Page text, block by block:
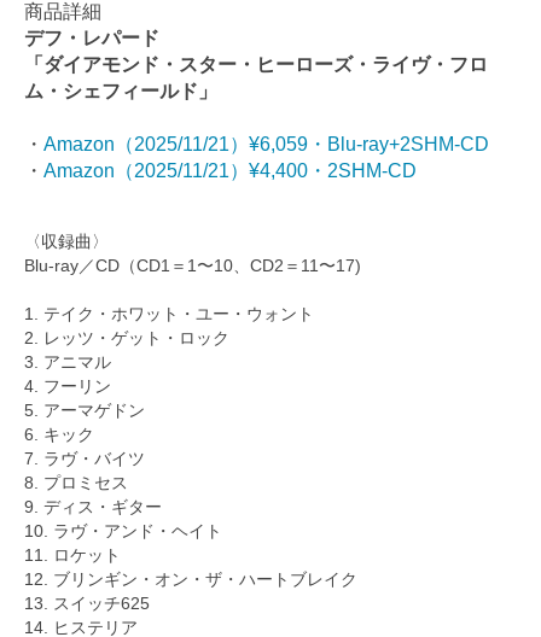
商品詳細
デフ・レパード
「ダイアモンド・スター・ヒーローズ・ライヴ・フロ
ム・シェフィールド」
・ Amazon（2025/11/21）¥6,059・Blu-ray+2SHM-CD
・ Amazon（2025/11/21）¥4,400・2SHM-CD
〈収録曲〉
Blu-ray／CD（CD1＝1〜10、CD2＝11〜17)
1. テイク・ホワット・ユー・ウォント
2. レッツ・ゲット・ロック
3. アニマル
4. フーリン
5. アーマゲドン
6. キック
7. ラヴ・バイツ
8. プロミセス
9. ディス・ギター
10. ラヴ・アンド・ヘイト
11. ロケット
12. ブリンギン・オン・ザ・ハートブレイク
13. スイッチ625
14. ヒステリア